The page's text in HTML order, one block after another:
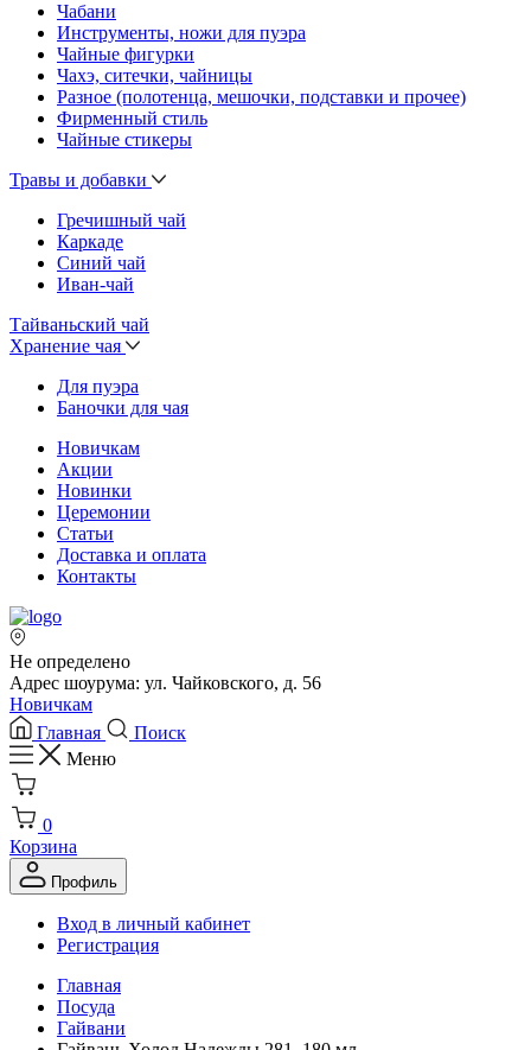
Чабани
Инструменты, ножи для пуэра
Чайные фигурки
Чахэ, ситечки, чайницы
Разное (полотенца, мешочки, подставки и прочее)
Фирменный стиль
Чайные стикеры
Травы и добавки
Гречишный чай
Каркаде
Синий чай
Иван-чай
Тайваньский чай
Хранение чая
Для пуэра
Баночки для чая
Новичкам
Акции
Новинки
Церемонии
Статьи
Доставка и оплата
Контакты
Не определено
Адрес шоурума: ул. Чайковского, д. 56
Новичкам
Главная
Поиск
Меню
0
Корзина
Профиль
Вход в личный кабинет
Регистрация
Главная
Посуда
Гайвани